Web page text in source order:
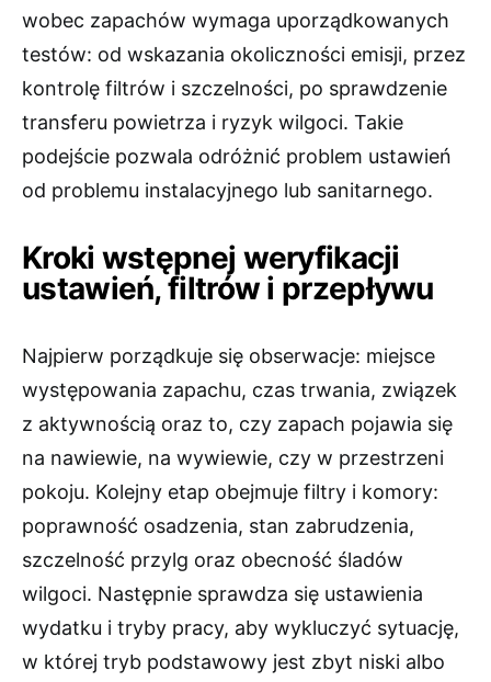
wobec zapachów wymaga uporządkowanych
testów: od wskazania okoliczności emisji, przez
kontrolę filtrów i szczelności, po sprawdzenie
transferu powietrza i ryzyk wilgoci. Takie
podejście pozwala odróżnić problem ustawień
od problemu instalacyjnego lub sanitarnego.
Kroki wstępnej weryfikacji
ustawień, filtrów i przepływu
Najpierw porządkuje się obserwacje: miejsce
występowania zapachu, czas trwania, związek
z aktywnością oraz to, czy zapach pojawia się
na nawiewie, na wywiewie, czy w przestrzeni
pokoju. Kolejny etap obejmuje filtry i komory:
poprawność osadzenia, stan zabrudzenia,
szczelność przylg oraz obecność śladów
wilgoci. Następnie sprawdza się ustawienia
wydatku i tryby pracy, aby wykluczyć sytuację,
w której tryb podstawowy jest zbyt niski albo